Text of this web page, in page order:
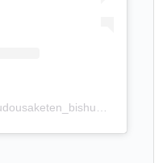
地酒専門店 スドウ酒店(@sudousaketen_bishudou)がシェアした投稿